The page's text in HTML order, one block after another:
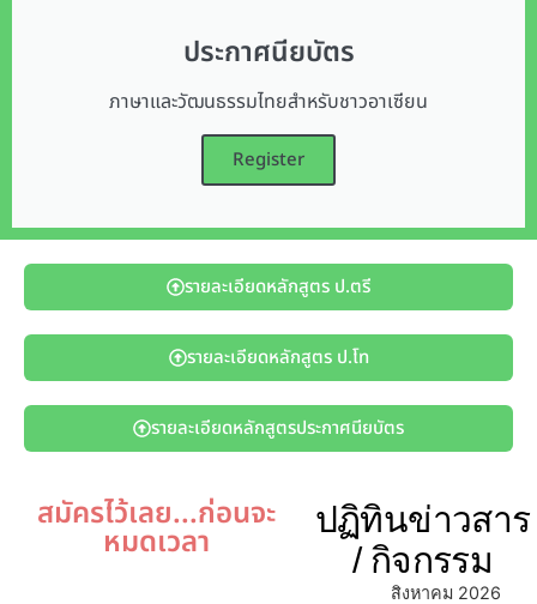
ประกาศนียบัตร
ภาษาและวัฒนธรรมไทยสำหรับชาวอาเซียน
Register
รายละเอียดหลักสูตร ป.ตรี
รายละเอียดหลักสูตร ป.โท
รายละเอียดหลักสูตรประกาศนียบัตร
ปฏิทินข่าวสาร
/ กิจกรรม
สิงหาคม 2026
สมัครไว้เลย...ก่อนจะ
หมดเวลา